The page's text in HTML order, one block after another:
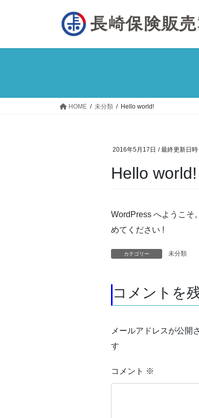
HOME 未分類 Hello world!
2016年5月17日 / 最終更新日時
Hello world!
WordPress へようこそ
めてください !
カテゴリー 未分類
コメントを
メールアドレスが公開
す
コメント ※